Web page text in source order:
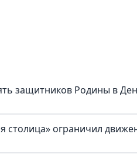
защитников Родины в
столица» ограничил